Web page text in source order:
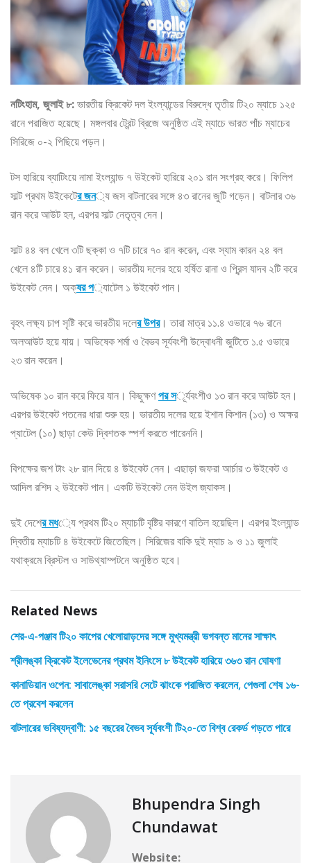
নটিংহাম, জুলাই ৮:ভারতীয় ক্রিকেট দল ইংল্যান্ডের বিরুদ্ধে তৃতীয় টি২০ ম্যাচে ১২৫
রানে পরাজিত হয়েছে। মঙ্গলবার ট্রেন্ট ব্রিজে অনুষ্ঠিত এই ম্যাচে ভারত পাঁচ ম্যাচের
সিরিজে ০-২ পিছিয়ে পড়ল।
টস হারিয়ে ব্যাটিংয়ে নামা ইংল্যান্ড ৭ উইকেট হারিয়ে ২০১ রান সংগ্রহ করে। ফিলিপ
সাল্ট প্রথম উইকেটের জন্য জস বাটলারের সঙ্গে ৪৩ রানের জুটি গড়েন। বাটলার ৩৬
রান করে আউট হন, এরপর সাল্ট নেতৃত্ব দেন।
সাল্ট ৪৪ বল খেলে ৩টি ছক্কা ও ৭টি চারে ৭০ রান করেন, এবং স্যাম কারন ২৪ বল
খেলে ৪টি চারে ৪১ রান করেন। ভারতীয় দলের হয়ে হর্ষিত রানা ও প্রিন্স যাদব ২টি করে
উইকেট নেন। অক্ষর প্যাটেল ১ উইকেট পান।
বৃহৎ লক্ষ্য চাপ সৃষ্টি করে ভারতীয় দলের উপর। তারা মাত্র ১১.৪ ওভারে ৭৬ রানে
অলআউট হয়ে যায়। অভিষেক শর্মা ও বৈভব সূর্যবংশী উদ্বোধনী জুটিতে ১.৫ ওভারে
২৩ রান করেন।
অভিষেক ১০ রান করে ফিরে যান। কিছুক্ষণপর সূর্যবংশীও ১৩ রান করে আউট হন।
এরপর উইকেট পতনের ধারা শুরু হয়। ভারতীয় দলের হয়ে ইশান কিশান (১৩) ও অক্ষর
প্যাটেল (১০) ছাড়া কেউ দ্বিশতক স্পর্শ করতে পারেননি।
বিপক্ষের জশ টাং ২৮ রান দিয়ে ৪ উইকেট নেন। এছাড়া জফরা আর্চার ৩ উইকেট ও
আদিল রশিদ ২ উইকেট পান। একটি উইকেট নেন উইল জ্যাকস।
দুই দেশের মধ্যে প্রথম টি২০ ম্যাচটি বৃষ্টির কারণে বাতিল হয়েছিল। এরপর ইংল্যান্ড
দ্বিতীয় ম্যাচটি ৪ উইকেটে জিতেছিল। সিরিজের বাকি দুই ম্যাচ ৯ ও ১১ জুলাই
যথাক্রমে ব্রিস্টল ও সাউথ্যাম্পটনে অনুষ্ঠিত হবে।
Related News
শের-এ-পঞ্জাব টি২০ কাপের খেলোয়াড়দের সঙ্গে মুখ্যমন্ত্রী ভগবন্ত মানের সাক্ষাৎ
শ্রীলঙ্কা ক্রিকেট ইলেভেনের প্রথম ইনিংসে ৮ উইকেট হারিয়ে ৩৬৩ রান ঘোষণা
কানাডিয়ান ওপেন: সাবালেঙ্কা সরাসরি সেটে ঝাংকে পরাজিত করলেন, পেগুলা শেষ ১৬-
তে প্রবেশ করলেন
বাটলারের ভবিষ্যদ্বাণী: ১৫ বছরের বৈভব সূর্যবংশী টি২০-তে বিশ্ব রেকর্ড গড়তে পারে
Bhupendra Singh
Chundawat
Website: